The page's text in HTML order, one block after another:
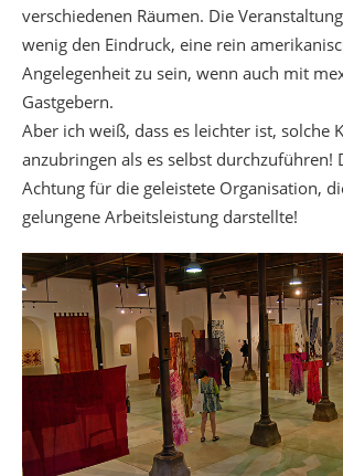
verschiedenen Räumen. Die
wenig den Eindruck, eine rein
Angelegenheit zu sein, wenn auch mit
Gastgebern.
Aber ich weiß, dass es leichter ist, solche
anzubringen als es selbst durchzuführen!
Achtung für die geleistete Organisation,
gelungene Arbeitsleistung darstellte!